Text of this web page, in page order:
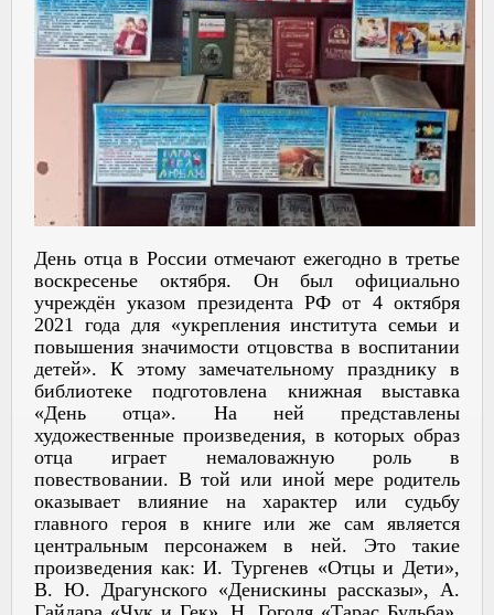
День отца в России отмечают ежегодно в третье
воскресенье октября. Он был официально
учреждён указом президента РФ от 4 октября
2021 года для «укрепления института семьи и
повышения значимости отцовства в воспитании
детей». К этому замечательному празднику в
библиотеке подготовлена книжная выставка
«День отца». На ней представлены
художественные произведения, в которых образ
отца играет немаловажную роль в
повествовании. В той или иной мере родитель
оказывает влияние на характер или судьбу
главного героя в книге или же сам является
центральным персонажем в ней. Это такие
произведения как: И. Тургенев «Отцы и Дети»,
В. Ю. Драгунского «Денискины рассказы», А.